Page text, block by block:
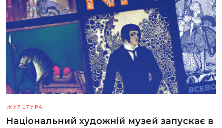
КУЛЬТУРА
Національний художній музей запускає в